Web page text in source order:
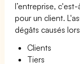
l’entreprise,
pour un client.
dégâts causés
Clients
Tiers